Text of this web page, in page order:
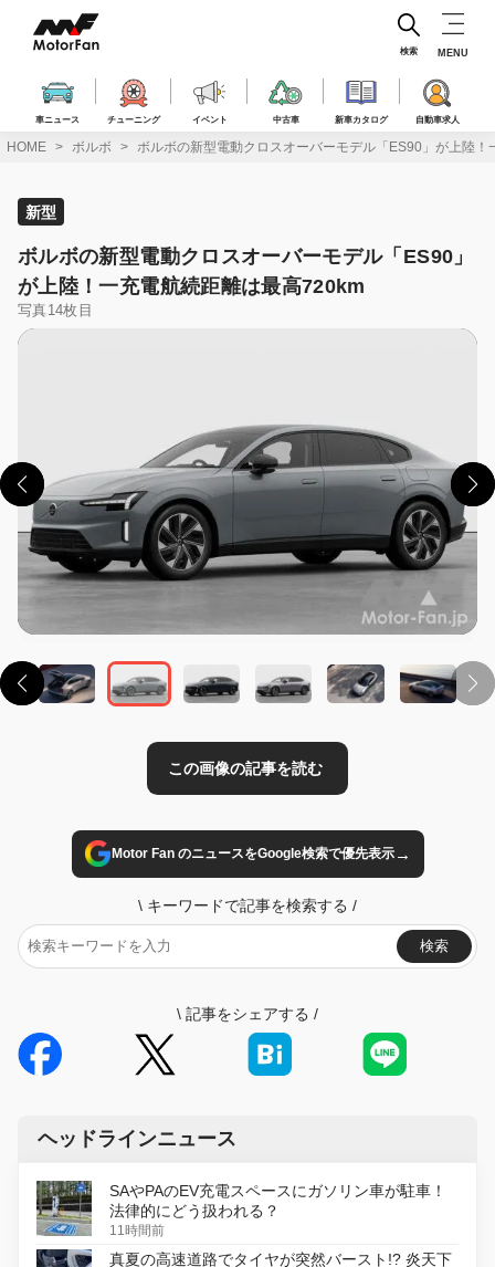
ス
車ニュース チューニング イベント 中古車 新車カタログ 自動車求人
検索 MENU
HOME ボルボ ボルボの新型電動クロスオーバーモデル「ES90」が上陸
新型
ボルボの新型電動クロスオーバーモデル「ES90」
が上陸！一充電航続距離は最高720km
写真14枚目
Motor Fan のニュースをGoogle検索で優先表示→
\ キーワードで記事を検索する /
検索
\ 記事をシェアする /
ヘッドラインニュース
SAやPAのEV充電スペースにガソリン車が駐車！
法律的にどう扱われる？
11時間前
真夏の高速道路でタイヤが突然バースト!? 炎天下